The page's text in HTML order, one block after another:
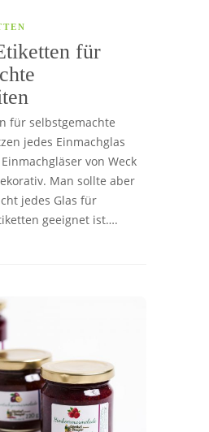
für
für selbstgemachte
jedes Einmachglas
von Weck
Man sollte aber
jedes Glas für
geeignet ist….